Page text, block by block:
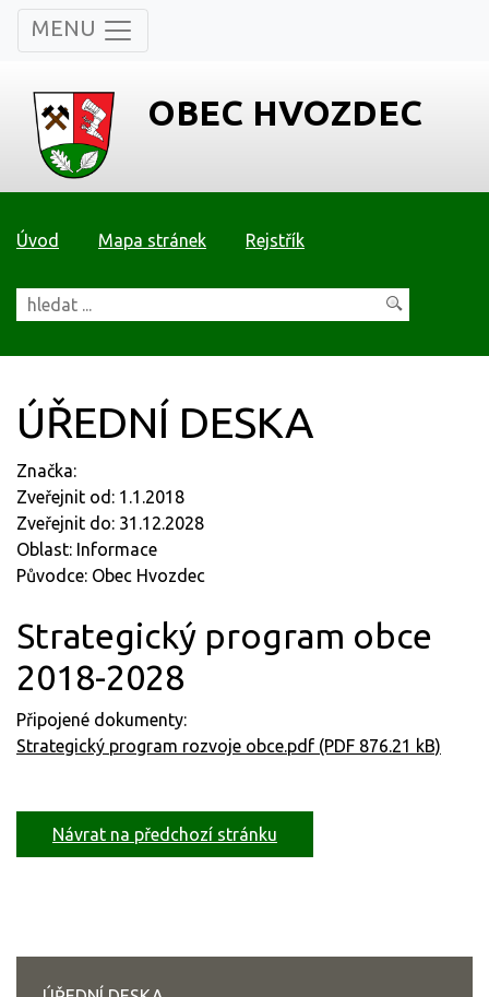
MENU
OBEC HVOZDEC
Úvod Mapa stránek Rejstřík
ÚŘEDNÍ DESKA
Značka:
Zveřejnit od: 1.1.2018
Zveřejnit do: 31.12.2028
Oblast: Informace
Původce: Obec Hvozdec
Strategický program obce
2018-2028
Připojené dokumenty:
Strategický program rozvoje obce.pdf (PDF 876.21 kB)
Návrat na předchozí stránku